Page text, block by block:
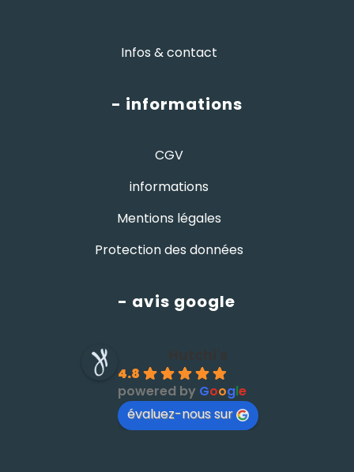
Infos & contact
- informations
CGV
informations
Mentions légales
Protection des données
- avis google
4.8
powered by Google
évaluez-nous sur